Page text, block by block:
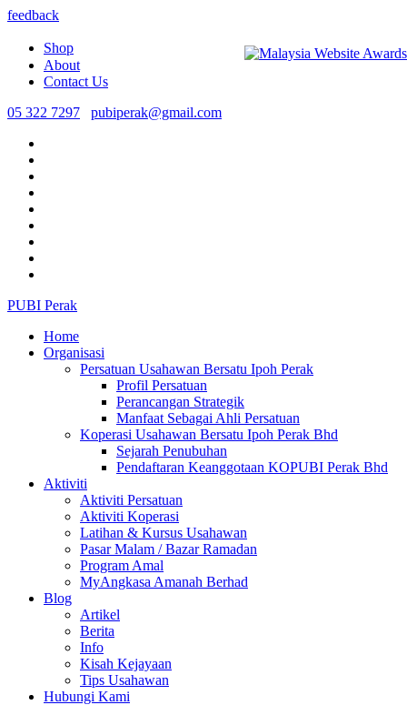
feedback
Shop
About
Contact Us
05 322 7297
pubiperak@gmail.com
PUBI Perak
Home
Organisasi
Persatuan Usahawan Bersatu Ipoh Perak
Profil Persatuan
Perancangan Strategik
Manfaat Sebagai Ahli Persatuan
Koperasi Usahawan Bersatu Ipoh Perak Bhd
Sejarah Penubuhan
Pendaftaran Keanggotaan KOPUBI Perak Bhd
Aktiviti
Aktiviti Persatuan
Aktiviti Koperasi
Latihan & Kursus Usahawan
Pasar Malam / Bazar Ramadan
Program Amal
MyAngkasa Amanah Berhad
Blog
Artikel
Berita
Info
Kisah Kejayaan
Tips Usahawan
Hubungi Kami